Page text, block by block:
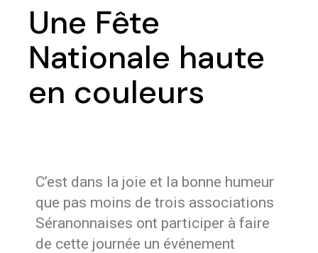
Une Fête
Nationale haute
en couleurs
C’est dans la joie et la bonne humeur
que pas moins de trois associations
Séranonnaises ont participer à faire
de cette journée un événement